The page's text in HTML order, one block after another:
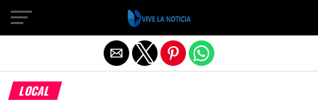
LOCAL
Salir de la versión móvil